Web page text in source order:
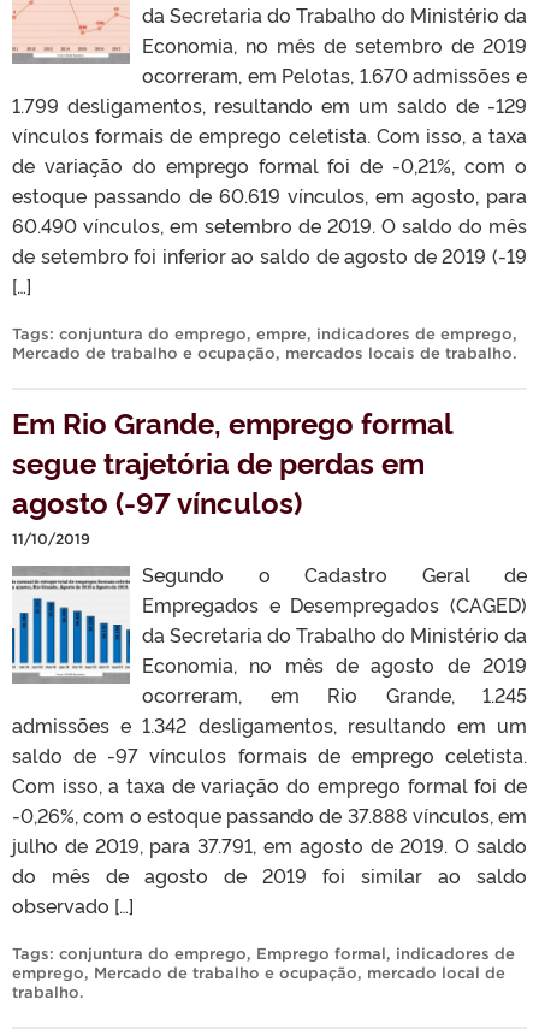
da Secretaria do Trabalho do Ministério da
Economia, no mês de setembro de 2019
ocorreram, em Pelotas, 1.670 admissões e
1.799 desligamentos, resultando em um saldo de -129
vínculos formais de emprego celetista. Com isso, a taxa
de variação do emprego formal foi de -0,21%, com o
estoque passando de 60.619 vínculos, em agosto, para
60.490 vínculos, em setembro de 2019. O saldo do mês
de setembro foi inferior ao saldo de agosto de 2019 (-19
[…]
Tags: conjuntura do emprego, empre, indicadores de emprego,
Mercado de trabalho e ocupação, mercados locais de trabalho.
Em Rio Grande, emprego formal
segue trajetória de perdas em
agosto (-97 vínculos)
11/10/2019
Segundo o Cadastro Geral de
Empregados e Desempregados (CAGED)
da Secretaria do Trabalho do Ministério da
Economia, no mês de agosto de 2019
ocorreram, em Rio Grande, 1.245
admissões e 1.342 desligamentos, resultando em um
saldo de -97 vínculos formais de emprego celetista.
Com isso, a taxa de variação do emprego formal foi de
-0,26%, com o estoque passando de 37.888 vínculos, em
julho de 2019, para 37.791, em agosto de 2019. O saldo
do mês de agosto de 2019 foi similar ao saldo
observado […]
Tags: conjuntura do emprego, Emprego formal, indicadores de
emprego, Mercado de trabalho e ocupação, mercado local de
trabalho.